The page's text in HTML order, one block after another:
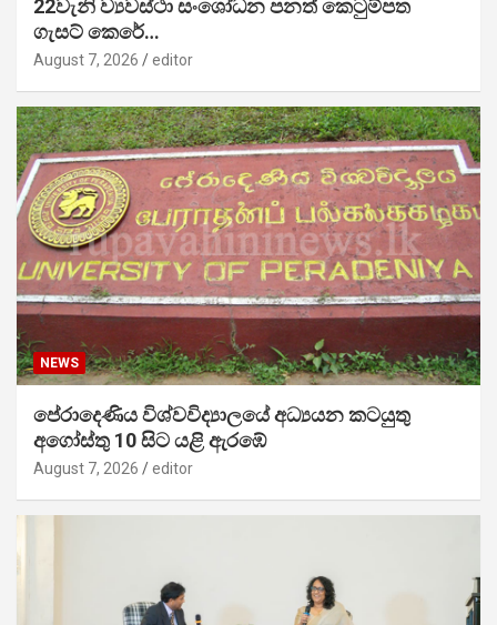
22වැනි ව්‍යවස්ථා සංශෝධන පනත් කෙටුම්පත
ගැසට් කෙරේ…
August 7, 2026 editor
NEWS
පේරාදෙණිය විශ්වවිද්‍යාලයේ අධ්‍යයන කටයුතු
අගෝස්තු 10 සිට යළි ඇරඹේ
August 7, 2026 editor